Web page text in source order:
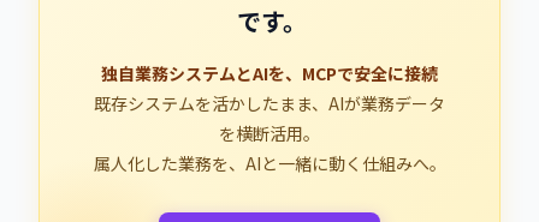
です。
独自業務システムとAIを、MCPで安全に接続
既存システムを活かしたまま、AIが業務データ
を横断活用。
属人化した業務を、AIと一緒に動く仕組みへ。